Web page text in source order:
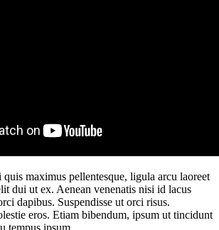
maximus pellentesque, ligula arcu laoreet
dui ut ex. Aenean venenatis nisi id lacus
dapibus. Suspendisse ut orci risus.
eros. Etiam bibendum, ipsum ut tincidunt
tempus ipsum